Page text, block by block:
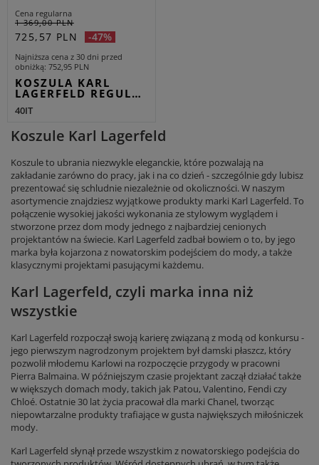
Cena regularna
1 369,00 PLN
725,57 PLN -47%
Najniższa cena z 30 dni przed
obniżką 752,95 PLN
KOSZULA KARL
LAGERFELD REGUL…
40IT
Koszule Karl Lagerfeld
Koszule to ubrania niezwykle eleganckie, które pozwalają na
zakładanie zarówno do pracy, jak i na co dzień - szczególnie gdy lubisz
prezentować się schludnie niezależnie od okoliczności. W naszym
asortymencie znajdziesz wyjątkowe produkty marki Karl Lagerfeld. To
połączenie wysokiej jakości wykonania ze stylowym wyglądem i
stworzone przez dom mody jednego z najbardziej cenionych
projektantów na świecie. Karl Lagerfeld zadbał bowiem o to, by jego
marka była kojarzona z nowatorskim podejściem do mody, a także
klasycznymi projektami pasującymi każdemu.
Karl Lagerfeld, czyli marka inna niż
wszystkie
Karl Lagerfeld rozpoczął swoją karierę związaną z modą od konkursu -
jego pierwszym nagrodzonym projektem był damski płaszcz, który
pozwolił młodemu Karlowi na rozpoczęcie przygody w pracowni
Pierra Balmaina. W późniejszym czasie projektant zaczął działać także
w większych domach mody, takich jak Patou, Valentino, Fendi czy
Chloé. Ostatnie 30 lat życia pracował dla marki Chanel, tworząc
niepowtarzalne produkty trafiające w gusta największych miłośniczek
mody.
Karl Lagerfeld słynął przede wszystkim z nowatorskiego podejścia do